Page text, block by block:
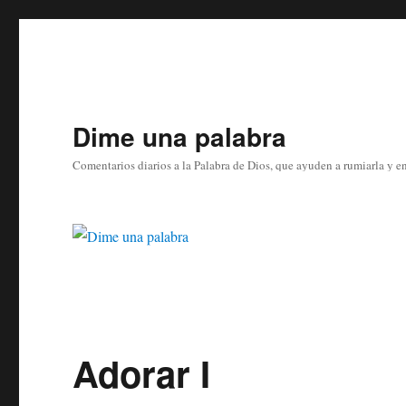
Dime una palabra
Comentarios diarios a la Palabra de Dios, que ayuden a rumiarla y
Adorar I